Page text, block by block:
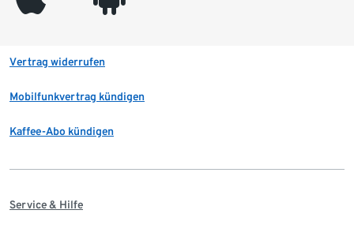
Vertrag widerrufen
Mobilfunkvertrag kündigen
Kaffee-Abo kündigen
Service & Hilfe